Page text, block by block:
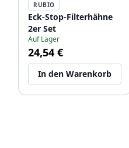
RUBIO
Eck-Stop-Filterhähne
2er Set
Auf Lager
24,54 €
In den Warenkorb